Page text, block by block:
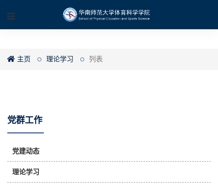
主页 理论学习 列表
党群工作
党建动态
理论学习